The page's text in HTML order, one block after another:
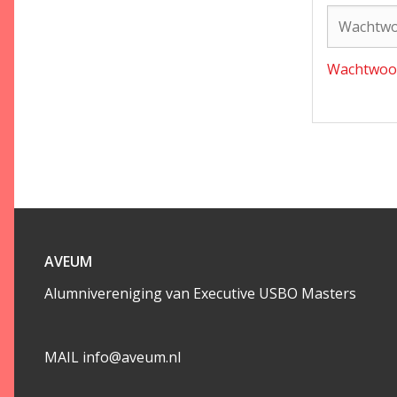
AVEUM
Alumnivereniging van Executive USBO Masters
MAIL info@aveum.nl